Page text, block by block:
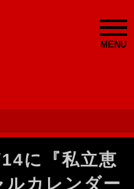
MENU
に『私立恵
ルカレンダー